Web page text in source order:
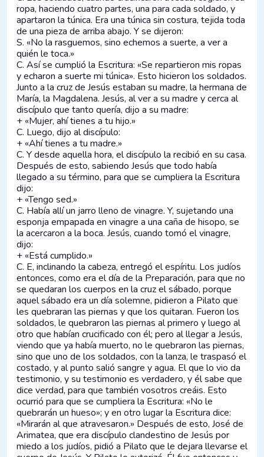
ropa, haciendo cuatro partes, una para cada soldado, y
apartaron la túnica. Era una túnica sin costura, tejida toda
de una pieza de arriba abajo. Y se dijeron:
S. «No la rasguemos, sino echemos a suerte, a ver a
quién le toca.»
C. Así se cumplió la Escritura: «Se repartieron mis ropas
y echaron a suerte mi túnica». Esto hicieron los soldados.
Junto a la cruz de Jesús estaban su madre, la hermana de
María, la Magdalena. Jesús, al ver a su madre y cerca al
discípulo que tanto quería, dijo a su madre:
+ «Mujer, ahí tienes a tu hijo.»
C. Luego, dijo al discípulo:
+ «Ahí tienes a tu madre.»
C. Y desde aquella hora, el discípulo la recibió en su casa.
Después de esto, sabiendo Jesús que todo había
llegado a su término, para que se cumpliera la Escritura
dijo:
+ «Tengo sed.»
C. Había allí un jarro lleno de vinagre. Y, sujetando una
esponja empapada en vinagre a una caña de hisopo, se
la acercaron a la boca. Jesús, cuando tomó el vinagre,
dijo:
+ «Está cumplido.»
C. E, inclinando la cabeza, entregó el espíritu. Los judíos
entonces, como era el día de la Preparación, para que no
se quedaran los cuerpos en la cruz el sábado, porque
aquel sábado era un día solemne, pidieron a Pilato que
les quebraran las piernas y que los quitaran. Fueron los
soldados, le quebraron las piernas al primero y luego al
otro que habían crucificado con él; pero al llegar a Jesús,
viendo que ya había muerto, no le quebraron las piernas,
sino que uno de los soldados, con la lanza, le traspasó el
costado, y al punto salió sangre y agua. El que lo vio da
testimonio, y su testimonio es verdadero, y él sabe que
dice verdad, para que también vosotros creáis. Esto
ocurrió para que se cumpliera la Escritura: «No le
quebrarán un hueso»; y en otro lugar la Escritura dice:
«Mirarán al que atravesaron.» Después de esto, José de
Arimatea, que era discípulo clandestino de Jesús por
miedo a los judíos, pidió a Pilato que le dejara llevarse el